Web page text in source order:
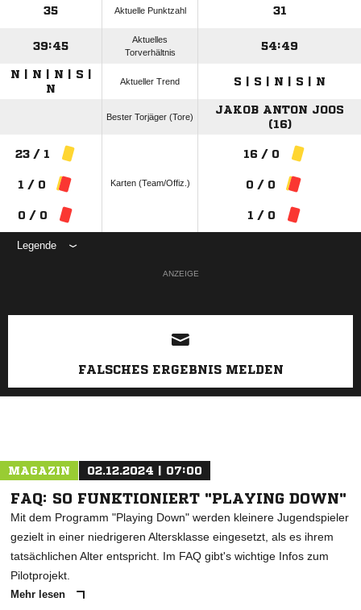
35 Aktuelle Punktzahl 31
39:45
Aktuelles
Torverhältnis
54:49
N | N | N | S |
N
Aktueller Trend S | S | N | S | N
Bester Torjäger (Tore)
JAKOB ANTON JOOS
(16)
23 / 1
1 / 0
0 / 0
Karten (Team/Offiz.)
16 / 0
0 / 0
1 / 0
Legende
ANZEIGE
FALSCHES ERGEBNIS MELDEN
MAGAZIN 02.12.2024 | 07:00
FAQ: SO FUNKTIONIERT "PLAYING DOWN"
Mit dem Programm "Playing Down" werden kleinere Jugendspieler
gezielt in einer niedrigeren Altersklasse eingesetzt, als es ihrem
tatsächlichen Alter entspricht. Im FAQ gibt's wichtige Infos zum
Pilotprojekt.
Mehr lesen